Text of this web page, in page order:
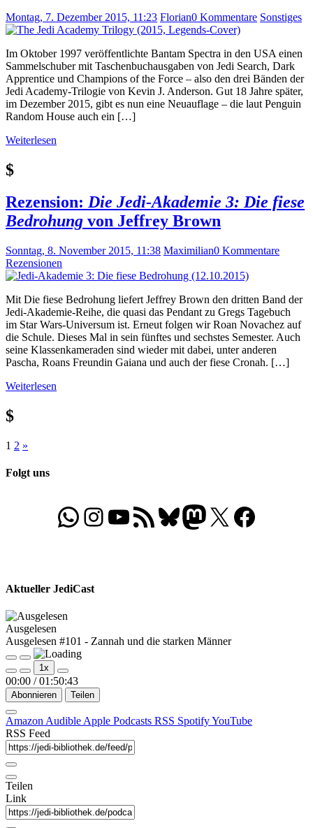
Montag, 7. Dezember 2015, 11:23 Florian0 Kommentare Sonstiges
Im Oktober 1997 veröffentlichte Bantam Spectra in den USA einen
Sammelschuber mit Taschenbuchausgaben von Jedi Search, Dark
Apprentice und Champions of the Force – also den drei Bänden der
Jedi Academy-Trilogie von Kevin J. Anderson. Gut 18 Jahre später,
im Dezember 2015, gibt es nun eine Neuauflage – die laut Penguin
Random House auch ein […]
Weiterlesen
$
Rezension: Die Jedi-Akademie 3: Die fiese
Bedrohung von Jeffrey Brown
Sonntag, 8. November 2015, 11:38 Maximilian0 Kommentare
Rezensionen
Mit Die fiese Bedrohung liefert Jeffrey Brown den dritten Band der
Jedi-Akademie-Reihe, die quasi das Pendant zu Gregs Tagebuch
im Star Wars-Universum ist. Erneut folgen wir Roan Novachez auf
die Schule. Dieses Mal in sein fünftes und sechstes Semester. Auch
seine Klassenkameraden sind wieder mit dabei, unter anderen
Pascha, Roans Freundin Gaiana und auch der fiese Cronah. […]
Weiterlesen
$
Seitennummerierung
der
1 2 Nächste
»
Folgt uns
WhatsApp
Folgt uns auf Instagram
Besucht unseren YouTube-Kanal
RSS-FeedBluesky
Folgt uns auf Mastodon
X Folgt uns auf
Aktueller JediCast
Ausgelesen
Ausgelesen #101 - Zannah und die starken Männer
Play
Episode
Pause
Episode
1x
00:00 / 01:50:43
Abonnieren Teilen
Amazon Audible Apple Podcasts RSS SpotifyYouTube
RSS Feed
Teilen
Link